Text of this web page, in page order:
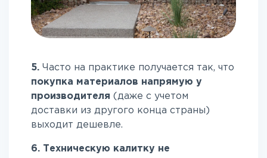
5. Часто на практике получается так, что
покупка материалов напрямую у
производителя(даже с учетом
доставки из другого конца страны)
выходит дешевле.
6. Техническую калитку не